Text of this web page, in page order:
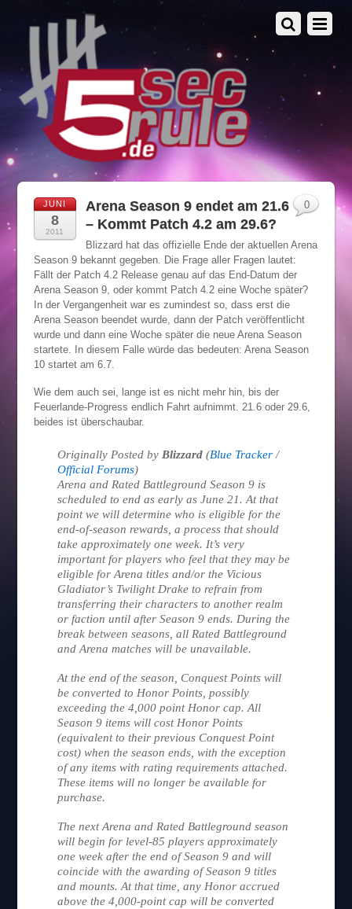
JUNI
8
2011
Arena Season 9 endet am 21.6
– Kommt Patch 4.2 am 29.6?
Blizzard hat das offizielle Ende der aktuellen Arena
Season 9 bekannt gegeben. Die Frage aller Fragen lautet:
Fällt der Patch 4.2 Release genau auf das End-Datum der
Arena Season 9, oder kommt Patch 4.2 eine Woche später?
In der Vergangenheit war es zumindest so, dass erst die
Arena Season beendet wurde, dann der Patch veröffentlicht
wurde und dann eine Woche später die neue Arena Season
startete. In diesem Falle würde das bedeuten: Arena Season
10 startet am 6.7.
Wie dem auch sei, lange ist es nicht mehr hin, bis der
Feuerlande-Progress endlich Fahrt aufnimmt. 21.6 oder 29.6,
beides ist überschaubar.
Originally Posted by Blizzard(Blue Tracker/
Official Forums)
Arena and Rated Battleground Season 9 is
scheduled to end as early as June 21. At that
point we will determine who is eligible for the
end-of-season rewards, a process that should
take approximately one week. It’s very
important for players who feel that they may be
eligible for Arena titles and/or the Vicious
Gladiator’s Twilight Drake to refrain from
transferring their characters to another realm
or faction until after Season 9 ends. During the
break between seasons, all Rated Battleground
and Arena matches will be unavailable.
At the end of the season, Conquest Points will
be converted to Honor Points, possibly
exceeding the 4,000 point Honor cap. All
Season 9 items will cost Honor Points
(equivalent to their previous Conquest Point
cost) when the season ends, with the exception
of any items with rating requirements attached.
These items will no longer be available for
purchase.
The next Arena and Rated Battleground season
will begin for level-85 players approximately
one week after the end of Season 9 and will
coincide with the awarding of Season 9 titles
and mounts. At that time, any Honor accrued
above the 4,000-point cap will be converted
0